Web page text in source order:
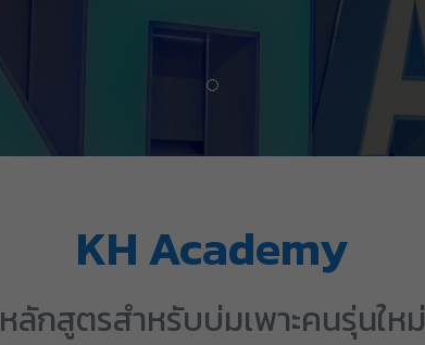
KH Academy
หลักสูตรสำหรับบ่มเพาะคนรุ่นใหม่